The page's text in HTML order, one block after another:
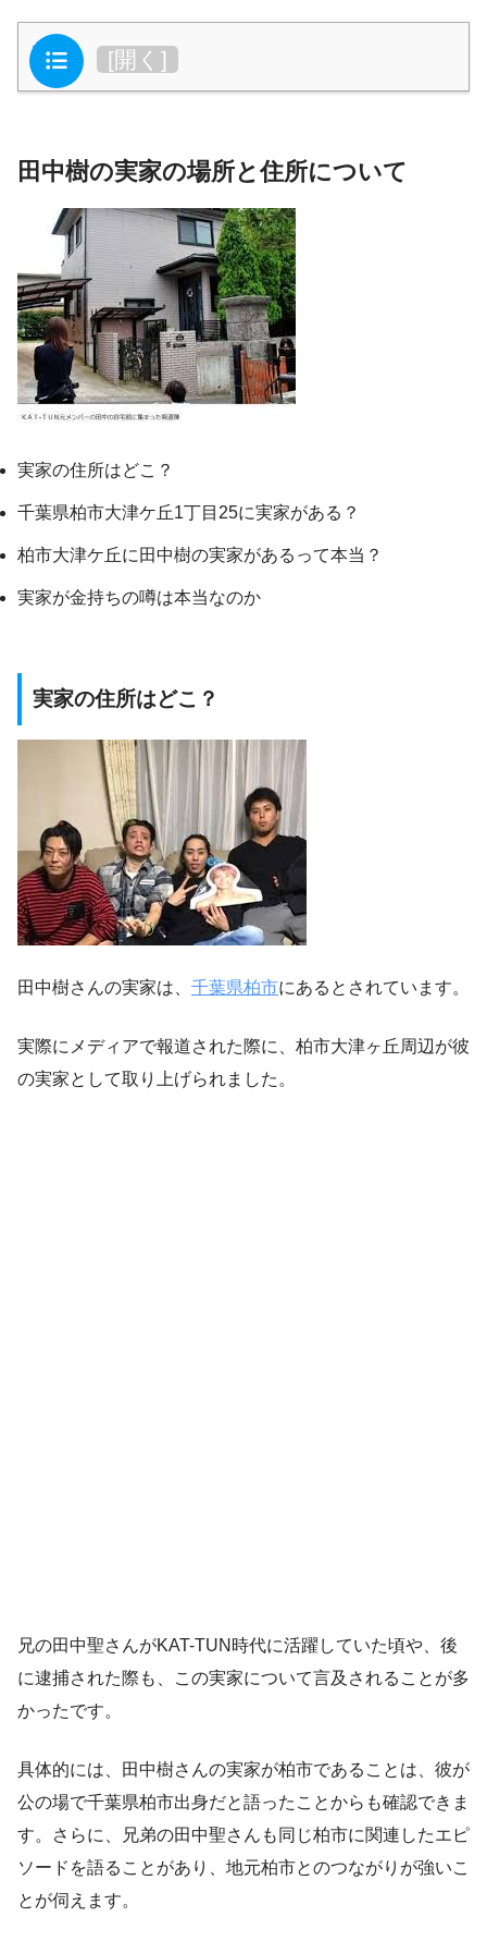
目次 [開く ]
田中樹の実家の場所と住所について
実家の住所はどこ？
千葉県柏市大津ケ丘1丁目25に実家がある？
柏市大津ケ丘に田中樹の実家があるって本当？
実家が金持ちの噂は本当なのか
実家の住所はどこ？
田中樹さんの実家は、 千葉県柏市にあるとされています。
実際にメディアで報道された際に、柏市大津ヶ丘周辺が彼
の実家として取り上げられました。
兄の田中聖さんがKAT-TUN時代に活躍していた頃や、後
に逮捕された際も、この実家について言及されることが多
かったです。
具体的には、田中樹さんの実家が柏市であることは、彼が
公の場で千葉県柏市出身だと語ったことからも確認できま
す。さらに、兄弟の田中聖さんも同じ柏市に関連したエピ
ソードを語ることがあり、地元柏市とのつながりが強いこ
とが伺えます。